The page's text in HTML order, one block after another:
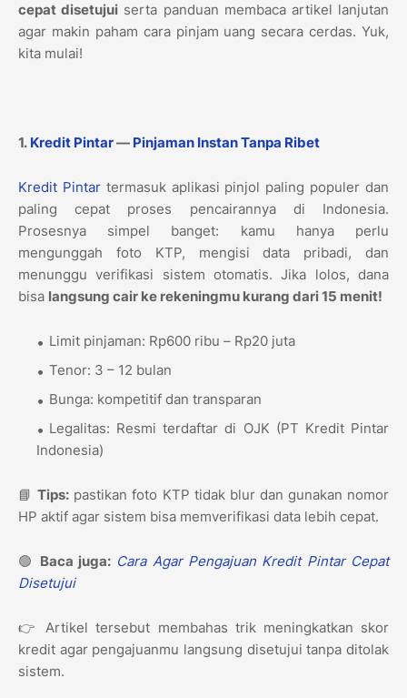
cepat disetujui serta panduan membaca artikel lanjutan
agar makin paham cara pinjam uang secara cerdas. Yuk,
kita mulai!
1. Kredit Pintar— Pinjaman Instan Tanpa Ribet
Kredit Pintartermasuk aplikasi pinjol paling populer dan
paling cepat proses pencairannya di Indonesia.
Prosesnya simpel banget: kamu hanya perlu
mengunggah foto KTP, mengisi data pribadi, dan
menunggu verifikasi sistem otomatis. Jika lolos, dana
bisa langsung cair ke rekeningmu kurang dari 15 menit!
Limit pinjaman: Rp600 ribu – Rp20 juta
Tenor: 3 – 12 bulan
Bunga: kompetitif dan transparan
Legalitas: Resmi terdaftar di OJK (PT Kredit Pintar
Indonesia)
📘Tips: pastikan foto KTP tidak blur dan gunakan nomor
HP aktif agar sistem bisa memverifikasi data lebih cepat.
🟢 Baca juga: Cara Agar Pengajuan Kredit Pintar Cepat
Disetujui
👉 Artikel tersebut membahas trik meningkatkan skor
kredit agar pengajuanmu langsung disetujui tanpa ditolak
sistem.